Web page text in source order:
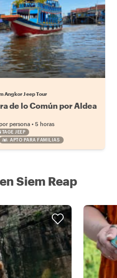
Angkor Jeep Tour
de lo Común por Aldea
persona • 5 horas
JEEP
APTO PARA FAMILIAS
Siem Reap